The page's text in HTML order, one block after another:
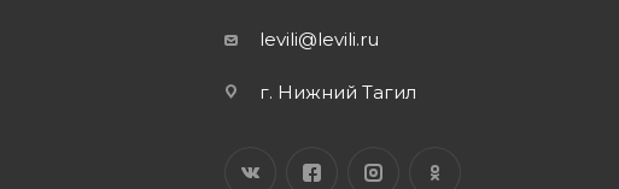
levili@levili.ru
г. Нижний Тагил